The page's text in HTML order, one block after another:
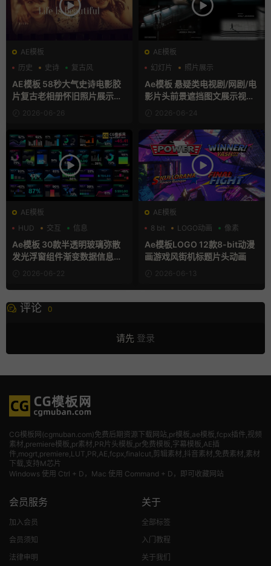
AE模板
历史
史诗 复古风
AE模板 58秒大气史诗电影胶
片复古老相册怀旧照片展示动
2026-06-26
AE模板
幻灯片
照片展示
电影风模板
Ae模板 悬疑类电视剧/网剧/电
影片头前景遮挡图文展示视频
2026-06-24
AE模板
HUD
交互 信息
Ae模板 30款半透明玻璃弥散
发光浮窗组件渐变数据信息图
2026-06-22
AE模板
8 bit
LOGO动画 像素
Ae模板LOGO 12款8-bit动漫
画游戏风街机标题片头动画
2026-06-13
评论 0
请先 登录
CG模板网(cgmuban.com)免费后期资源下载网站,pr模板,ae模板,fcpx插件,视频
素材 ,premiere模板,pr素材,PR片头模板,pr免费模板,字幕模板,AE插
件,mogrt,premiere,LUT,PR,AE,fcpx,finalcut,剪辑素材,抖音素材,免费素材,素材
下载,支持M芯片
Windows 使用 Ctrl + D，Mac 使用 Command + D，即可收藏网站
会员服务
加入会员
会员须知
法律申明
关于
全部标签
入门教程
关于我们